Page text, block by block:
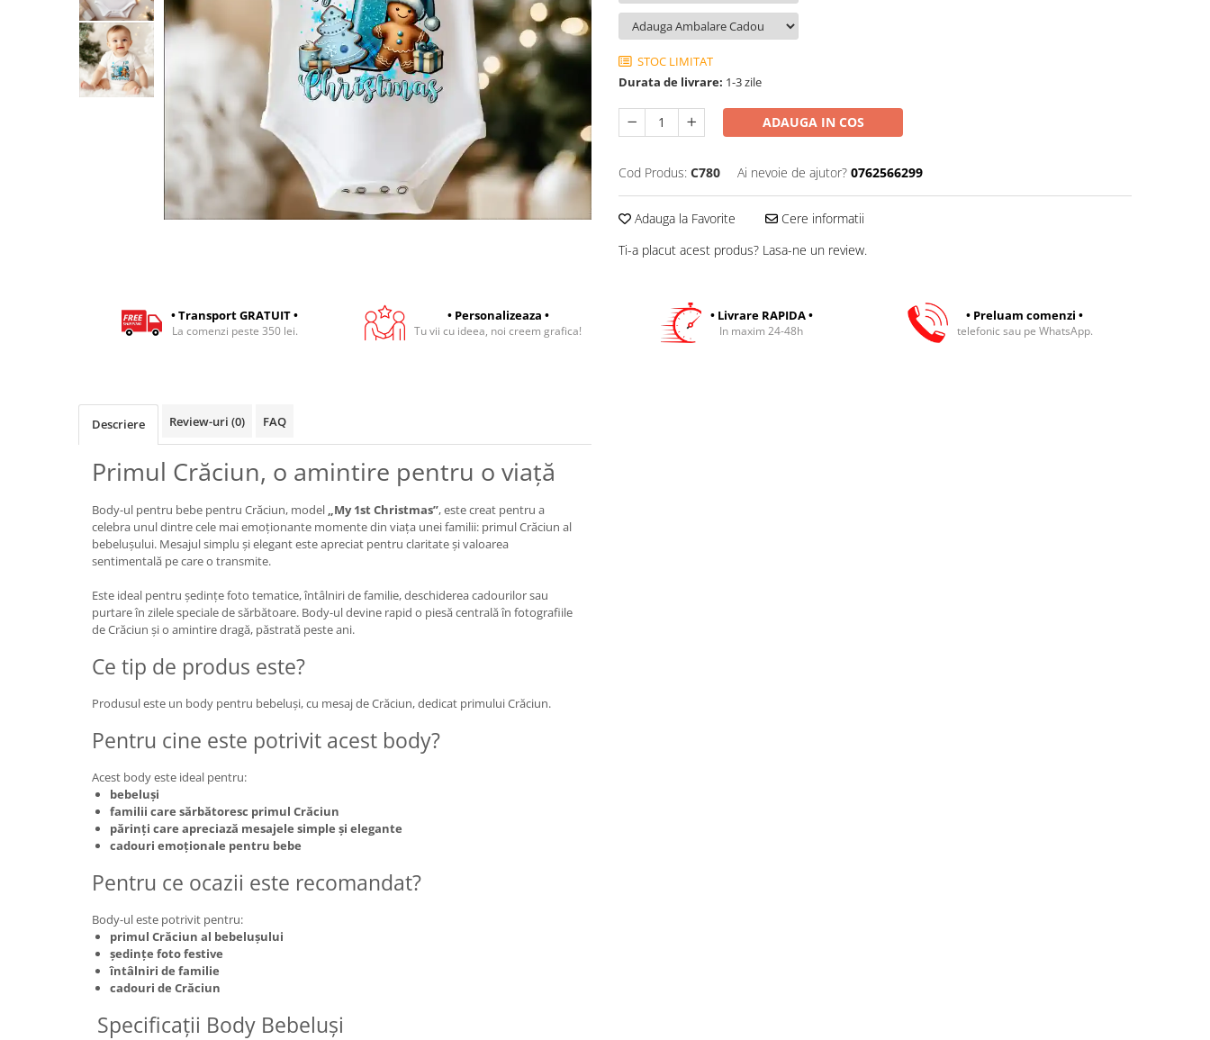
Body bebelusi personalizate
Perne personalizate
Plusuri personalizate
Agende personalizate
Cadouri Personalizate Unice
Cadouri pentru Doctori
Cadouri Pensionare
Cadouri Profesori
STOC LIMITAT
Durata de livrare: 1-3 zile
ADAUGA IN COS
Cod Produs: C780 Ai nevoie de ajutor? 0762566299
Adauga la Favorite
Cere informatii
Ti-a placut acest produs? Lasa-ne un review.
• Transport GRATUIT •
La comenzi peste 350 lei.
• Personalizeaza •
Tu vii cu ideea, noi creem grafica!
• Livrare RAPIDA •
In maxim 24-48h
• Preluam comenzi •
telefonic sau pe WhatsApp.
Descriere Review-uri (0) FAQ
Primul Crăciun, o amintire pentru o viață
Body-ul pentru bebe pentru Crăciun, model „My 1st Christmas”, este creat pentru a
celebra unul dintre cele mai emoționante momente din viața unei familii: primul Crăciun al
bebelușului. Mesajul simplu și elegant este apreciat pentru claritate și valoarea
sentimentală pe care o transmite.
Este ideal pentru ședințe foto tematice, întâlniri de familie, deschiderea cadourilor sau
purtare în zilele speciale de sărbătoare. Body-ul devine rapid o piesă centrală în fotografiile
de Crăciun și o amintire dragă, păstrată peste ani.
Ce tip de produs este?
Produsul este un body pentru bebeluși, cu mesaj de Crăciun, dedicat primului Crăciun.
Pentru cine este potrivit acest body?
Acest body este ideal pentru:
bebeluși
familii care sărbătoresc primul Crăciun
părinți care apreciază mesajele simple și elegante
cadouri emoționale pentru bebe
Pentru ce ocazii este recomandat?
Body-ul este potrivit pentru:
primul Crăciun al bebelușului
ședințe foto festive
întâlniri de familie
cadouri de Crăciun
Specificații Body Bebeluși